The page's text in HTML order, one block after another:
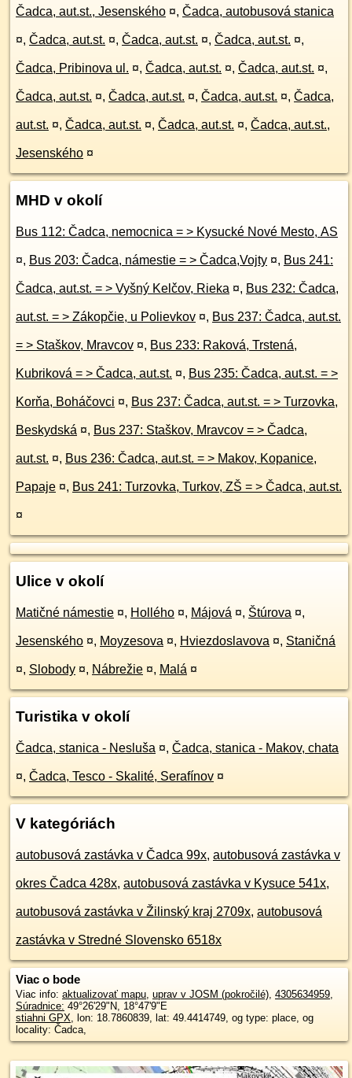
Čadca, aut.st., Jesenského ¤, Čadca, autobusová stanica
¤, Čadca, aut.st. ¤, Čadca, aut.st. ¤, Čadca, aut.st. ¤,
Čadca, Pribinova ul. ¤, Čadca, aut.st. ¤, Čadca, aut.st. ¤,
Čadca, aut.st. ¤, Čadca, aut.st. ¤, Čadca, aut.st. ¤, Čadca,
aut.st. ¤, Čadca, aut.st. ¤, Čadca, aut.st. ¤, Čadca, aut.st.,
Jesenského ¤
MHD v okolí
Bus 112: Čadca, nemocnica = > Kysucké Nové Mesto, AS
¤, Bus 203: Čadca, námestie = > Čadca,Vojty ¤, Bus 241:
Čadca, aut.st. = > Vyšný Kelčov, Rieka ¤, Bus 232: Čadca,
aut.st. = > Zákopčie, u Polievkov ¤, Bus 237: Čadca, aut.st.
= > Staškov, Mravcov ¤, Bus 233: Raková, Trstená,
Kubriková = > Čadca, aut.st. ¤, Bus 235: Čadca, aut.st. = >
Korňa, Boháčovci ¤, Bus 237: Čadca, aut.st. = > Turzovka,
Beskydská ¤, Bus 237: Staškov, Mravcov = > Čadca,
aut.st. ¤, Bus 236: Čadca, aut.st. = > Makov, Kopanice,
Papaje ¤, Bus 241: Turzovka, Turkov, ZŠ = > Čadca, aut.st.
¤
Ulice v okolí
Matičné námestie ¤, Hollého ¤, Májová ¤, Štúrova ¤,
Jesenského ¤, Moyzesova ¤, Hviezdoslavova ¤, Staničná
¤, Slobody ¤, Nábrežie ¤, Malá ¤
Turistika v okolí
Čadca, stanica - Nesluša ¤, Čadca, stanica - Makov, chata
¤, Čadca, Tesco - Skalité, Serafínov ¤
V kategóriách
autobusová zastávka v Čadca 99x, autobusová zastávka v
okres Čadca 428x, autobusová zastávka v Kysuce 541x,
autobusová zastávka v Žilinský kraj 2709x, autobusová
zastávka v Stredné Slovensko 6518x
Viac o bode
Viac info: aktualizovať mapu, uprav v JOSM (pokročilé), 4305634959,
Súradnice: 49°26'29"N, 18°47'9"E
stiahni GPX, lon: 18.7860839, lat: 49.4414749, og type: place, og
locality: Čadca,